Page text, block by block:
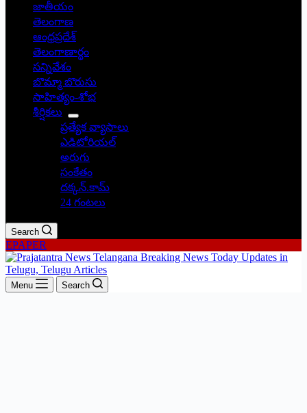
జాతీయం
తెలంగాణ
ఆంధ్రప్రదేశ్
తెలంగాణార్థం
సన్నివేశం
బొమ్మా బొరుసు
సాహిత్యం-శోభ
శీర్షికలు
ప్రత్యేక వ్యాసాలు
ఎడిటోరియల్
అరుగు
సంకేతం
దక్కన్.కామ్
24 గంటలు
Search
EPAPER
Menu Search